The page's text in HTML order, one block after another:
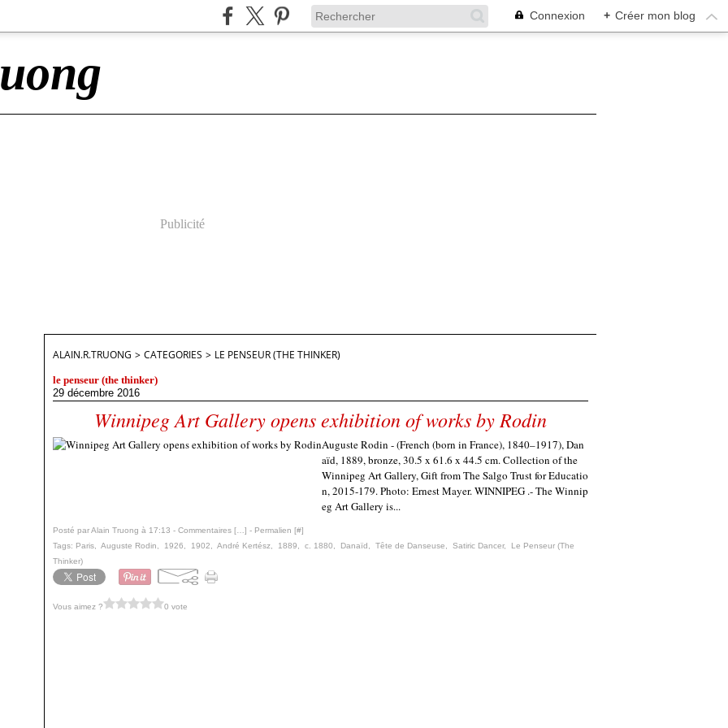
Connexion + Créer mon blog
Publicité
ALAIN.R.TRUONG > CATEGORIES > LE PENSEUR (THE THINKER)
le penseur (the thinker)
29 décembre 2016
Winnipeg Art Gallery opens exhibition of works by Rodin
Auguste Rodin - (French (born in France), 1840–1917), Dan
aïd, 1889, bronze, 30.5 x 61.6 x 44.5 cm. Collection of the
Winnipeg Art Gallery, Gift from The Salgo Trust for Educatio
n, 2015-179. Photo: Ernest Mayer. WINNIPEG .- The Winnip
eg Art Gallery is...
Posté par Alain Truong à 17:13 - Commentaires [ ] - Permalien [#]
Tags: Paris Auguste Rodin 1926 1902 André Kertész 1889 c. 1880 Danaïd Tȇte de Danseuse Satiric Dancer, Le Penseur (The
Thinker)
Vous aimez ? 0 vote